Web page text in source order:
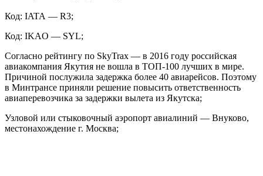
Код: IATA — R3;
Код: IKAO — SYL;
Согласно рейтингу по SkyTrax — в 2016 году российская
авиакомпания Якутия не вошла в ТОП-100 лучших в мире.
Причиной послужила задержка более 40 авиарейсов. Поэтому
в Минтрансе приняли решение повысить ответственность
авиаперевозчика за задержки вылета из Якутска;
Узловой или стыковочный аэропорт авиалиний — Внуково,
местонахождение г. Москва;